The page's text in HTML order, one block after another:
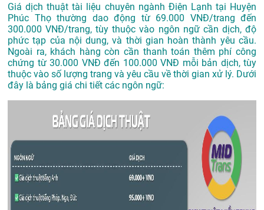
Giá dịch thuật tài liệu chuyên ngành Điện Lạnh tại Huyện
Phúc Thọ thường dao động từ 69.000 VNĐ/trang đến
300.000 VNĐ/trang, tùy thuộc vào ngôn ngữ cần dịch, độ
phức tạp của nội dung, và thời gian hoàn thành yêu cầu.
Ngoài ra, khách hàng còn cần thanh toán thêm phí công
chứng từ 30.000 VNĐ đến 100.000 VNĐ mỗi bản dịch, tùy
thuộc vào số lượng trang và yêu cầu về thời gian xử lý. Dưới
đây là bảng giá chi tiết các ngôn ngữ: